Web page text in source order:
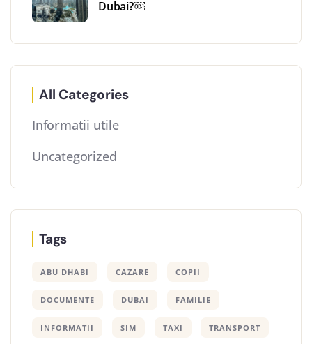
Dubai?￼
All Categories
Informatii utile
Uncategorized
Tags
ABU DHABI CAZARE COPII
DOCUMENTE DUBAI FAMILIE
INFORMATII SIM TAXI TRANSPORT